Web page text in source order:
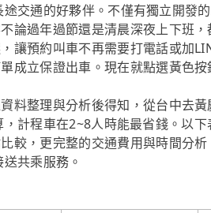
交通的好夥伴。不僅有獨立開發
論過年過節還是清晨深夜上下班
讓預約叫車不再需要打電話或加
成立保證出車。現在就點選黃色
料整理與分析後得知，從台中去
計程車在2~8人時能最省錢。以
較，更完整的交通費用與時間分
共乘服務。